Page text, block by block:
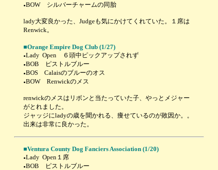
●BOW シルバーチャームの同胎
lady大変良かった、Judgeも気にかけてくれていた。１席は
Renwick。
■Orange Empire Dog Club (1/27)
●Lady Open ６頭中ピックアップされず
●BOB ピストルブルー
●BOS Calaisのブルーのオス
●BOW Renwickのメス
renwickのメスはリボンと当たっていた子、やっとメジャー
がとれました。
ジャッジにladyの歳を聞かれる、痩せているのが敗因か。。
出来は非常に良かった。
■Ventura County Dog Fanciers Association (1/20)
●Lady Open１席
●BOB ピストルブルー